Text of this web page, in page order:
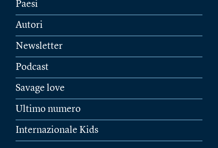
Paesi
Autori
Newsletter
Podcast
Savage love
Ultimo numero
Internazionale Kids